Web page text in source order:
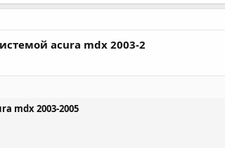
acura mdx 2003-2
mdx 2003-2005